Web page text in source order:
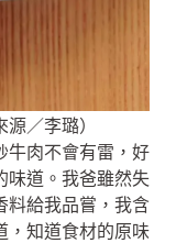
／李璐）
牛肉不會有雷，好
味道。我爸雖然失
料給我品嘗，我含
，知道食材的原味